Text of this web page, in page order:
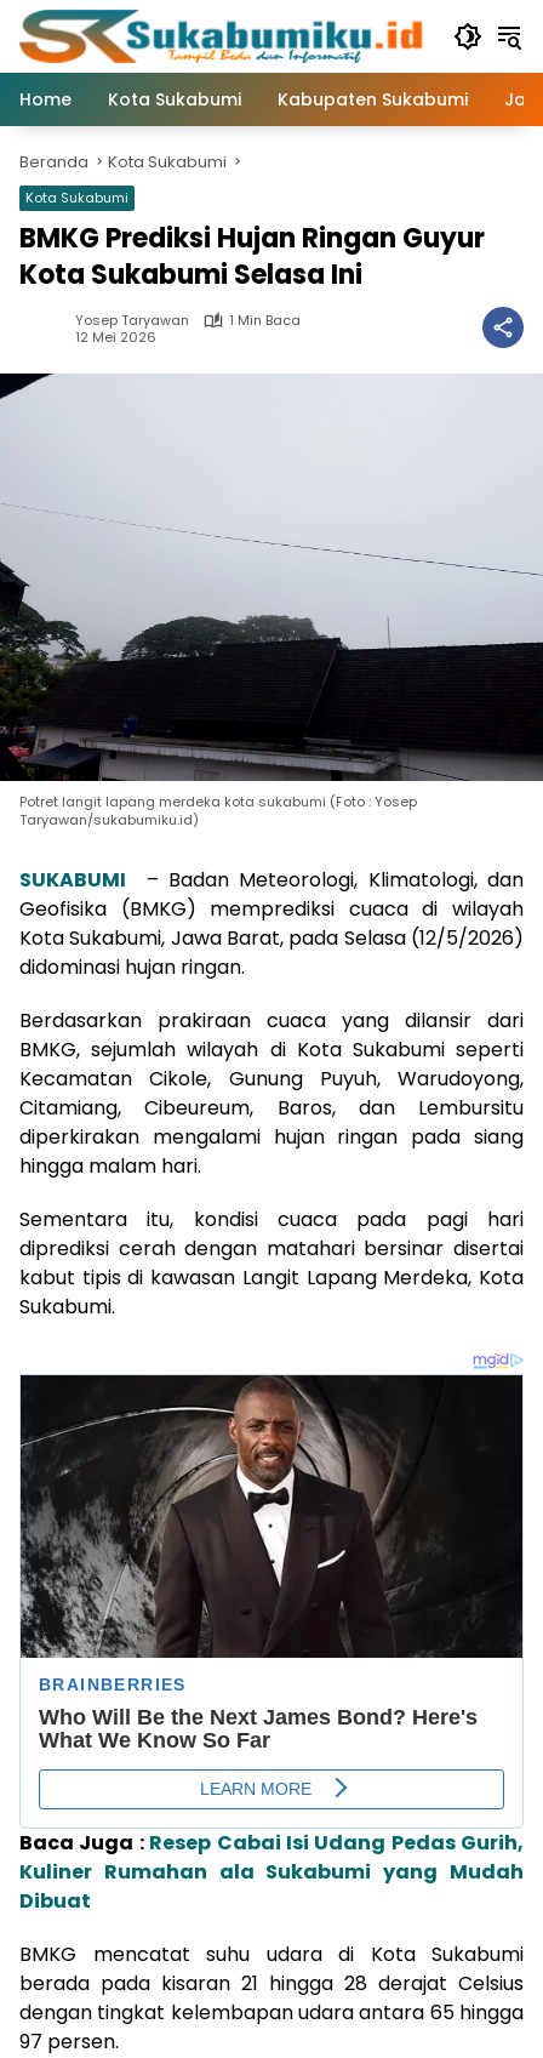
Langsung
konten
Home
Kota Sukabumi Kabupaten Sukabumi
Beranda Kota Sukabumi
Kota Sukabumi
BMKG Prediksi Hujan Ringan Guyur
Kota Sukabumi Selasa Ini
Yosep Taryawan
1 Min Baca
12 Mei 2026
Potret langit lapang merdeka kota sukabumi (Foto : Yosep
Taryawan/sukabumiku.id)
SUKABUMI – Badan Meteorologi, Klimatologi, dan
Geofisika (BMKG) memprediksi cuaca di wilayah
Kota Sukabumi, Jawa Barat, pada Selasa (12/5/2026)
didominasi hujan ringan.
Berdasarkan prakiraan cuaca yang dilansir dari
BMKG, sejumlah wilayah di Kota Sukabumi seperti
Kecamatan Cikole, Gunung Puyuh, Warudoyong,
Citamiang, Cibeureum, Baros, dan Lembursitu
diperkirakan mengalami hujan ringan pada siang
hingga malam hari.
Sementara itu, kondisi cuaca pada pagi hari
diprediksi cerah dengan matahari bersinar disertai
kabut tipis di kawasan Langit Lapang Merdeka, Kota
Sukabumi.
Baca Juga : Resep Cabai Isi Udang Pedas Gurih,
Kuliner Rumahan ala Sukabumi yang Mudah
Dibuat
BMKG mencatat suhu udara di Kota Sukabumi
berada pada kisaran 21 hingga 28 derajat Celsius
dengan tingkat kelembapan udara antara 65 hingga
97 persen.